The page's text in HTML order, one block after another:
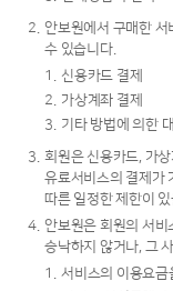
2.
안보원에서 구매한 서
수 있습니다.
1.
신용카드 결제
2.
가상계좌 결제
3.
기타 방법에 의한
3. 회원은 신용카드, 가
유료서비스의 결제가
따른 일정한 제한이 있
4. 안보원은 회원의 서
승낙하지 않거나, 그
1.
서비스의 이용요금